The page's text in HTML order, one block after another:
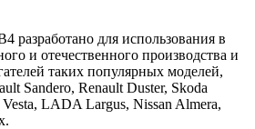
разработано для использования в
и отечественного производства и
таких популярных моделей,
Sandero, Renault Duster, Skoda
LADA Largus, Nissan Almera,